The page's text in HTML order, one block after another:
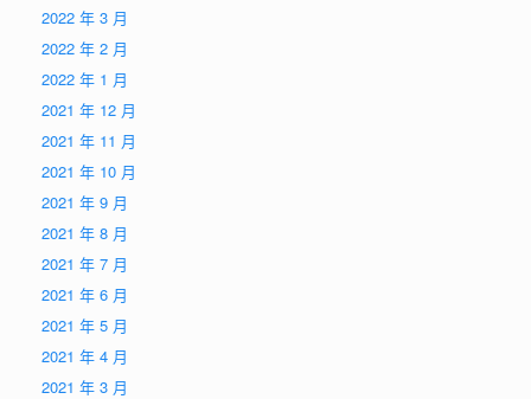
2022 年 3 月
2022 年 2 月
2022 年 1 月
2021 年 12 月
2021 年 11 月
2021 年 10 月
2021 年 9 月
2021 年 8 月
2021 年 7 月
2021 年 6 月
2021 年 5 月
2021 年 4 月
2021 年 3 月